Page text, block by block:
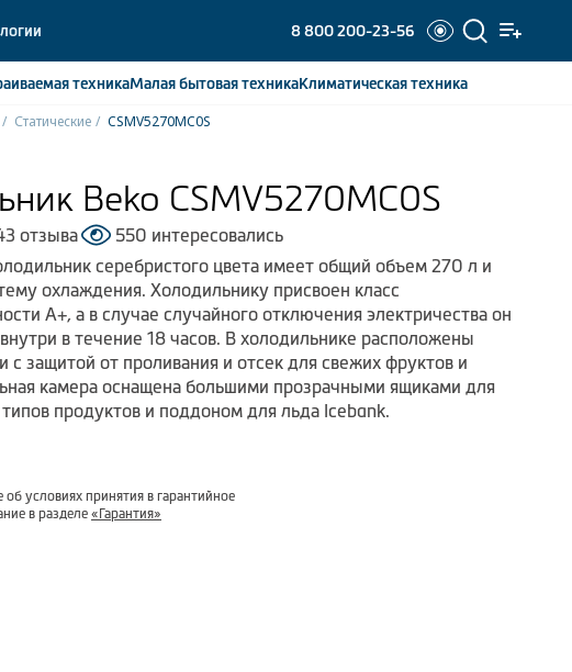
8 800 200-23-56
техникаМалая бытоваятехникаКлиматическаятехника
Статические CSMV5270MC0S
Beko CSMV5270MC0S
отзыва
550 интересовались
серебристого цвета имеет общий объем 270 л и
охлаждения. Холодильнику присвоен класс
А+, а в случае случайного отключения электричества он
в течение 18 часов. В холодильнике расположены
с защитой от проливания и отсек для свежих фруктов и
камера оснащена большими прозрачными ящиками для
продуктов и поддоном для льда Icebank.
об условиях принятия в гарантийное
в разделе «Гарантия»